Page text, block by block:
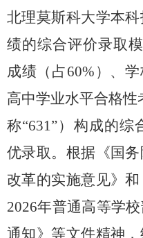
北理莫斯科大学本
绩的综合评价录取
成绩（占60% ）、
高中学业水平合格性
称“631”）构成的综
优录取。根据《国
改革的实施意见》
2026年普通高等学
通知》等文件精神